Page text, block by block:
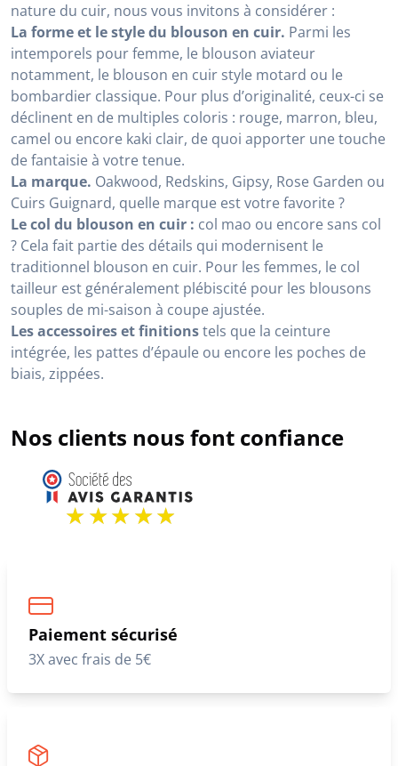
nature du cuir, nous vous invitons à considérer :
La forme et le style du blouson en cuir. Parmi les
intemporels pour femme, le blouson aviateur
notamment, le blouson en cuir style motard ou le
bombardier classique. Pour plus d’originalité, ceux-ci se
déclinent en de multiples coloris : rouge, marron, bleu,
camel ou encore kaki clair, de quoi apporter une touche
de fantaisie à votre tenue.
La marque. Oakwood, Redskins, Gipsy, Rose Garden ou
Cuirs Guignard, quelle marque est votre favorite ?
Le col du blouson en cuir : col mao ou encore sans col
? Cela fait partie des détails qui modernisent le
traditionnel blouson en cuir. Pour les femmes, le col
tailleur est généralement plébiscité pour les blousons
souples de mi-saison à coupe ajustée.
Les accessoires et finitionstels que la ceinture
intégrée, les pattes d’épaule ou encore les poches de
biais, zippées.
Nos clients nous font confiance
Paiement sécurisé
3X avec frais de 5€